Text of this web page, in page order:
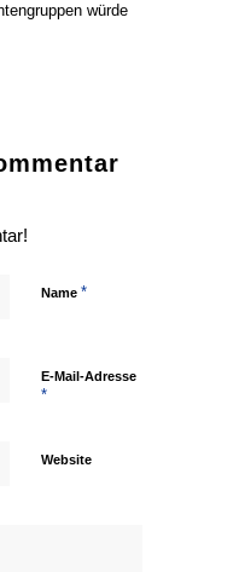
würde
Name *
E-Mail-Adresse
*
Website